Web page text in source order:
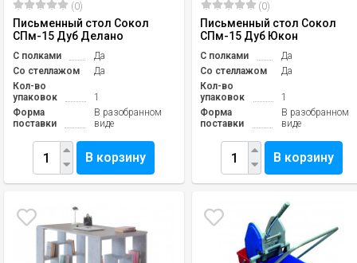
(0)
Письменный стол Сокол
СПм-15 Дуб Делано
С полками
Да
Со стеллажом
Да
Кол-во
упаковок
1
Форма
поставки
В разобранном
виде
В корзину
(0)
Письменный стол Сокол
СПм-15 Дуб Юкон
С полками
Да
Со стеллажом
Да
Кол-во
упаковок
1
Форма
поставки
В разобранном
виде
В корзину